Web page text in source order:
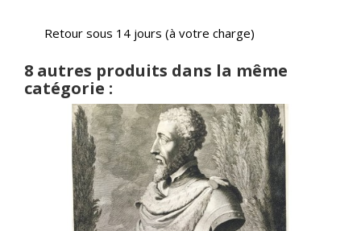
Retour sous 14 jours (à votre charge)
8 autres produits dans la même
catégorie :